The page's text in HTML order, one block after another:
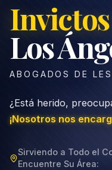
Invictos
Los
ABOGADOS DE
¿Está herido,
¡Nosotros nos
Sirviendo a Todo el
Encuentre Su Área: